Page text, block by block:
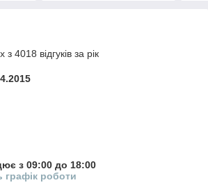
4018 відгуків за рік
з 09:00 до 18:00
графік роботи